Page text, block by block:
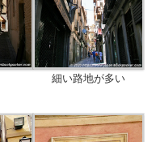
細い路地が多い